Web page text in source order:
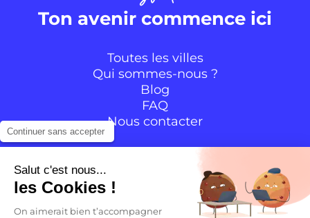
Ton avenir commence ici
Toutes les villes
Qui sommes-nous ?
Blog
FAQ
Nous contacter
YouTubeLinkedIn
Continuer sans accepter
Salut c'est nous...
les Cookies !
On aimerait bien t’accompagner